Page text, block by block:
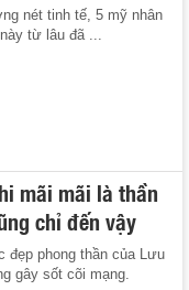
nét tinh tế, 5 mỹ nhân
từ lâu đã ...
mãi mãi là thần
chỉ đến vậy
đẹp phong thần của Lưu
gây sốt cõi mạng.